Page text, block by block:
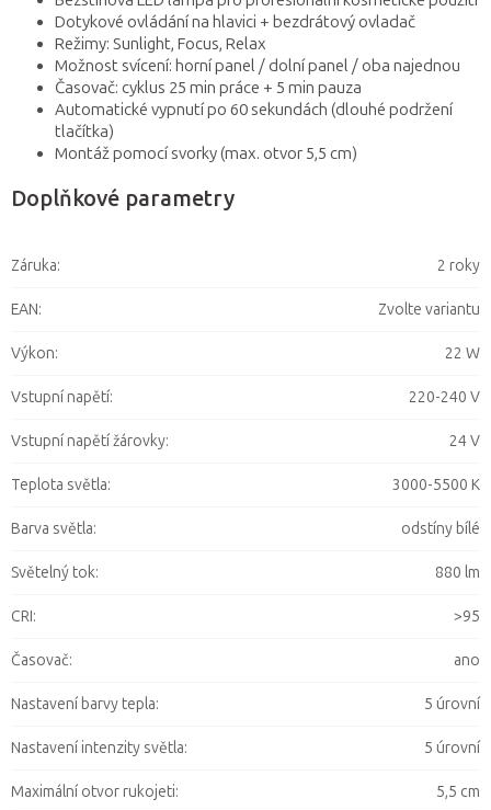
Dotykové ovládání na hlavici + bezdrátový ovladač
Režimy: Sunlight, Focus, Relax
Možnost svícení: horní panel / dolní panel / oba najednou
Časovač: cyklus 25 min práce + 5 min pauza
Automatické vypnutí po 60 sekundách (dlouhé podržení
tlačítka)
Montáž pomocí svorky (max. otvor 5,5 cm)
Doplňkové parametry
Záruka: 2 roky
EAN: Zvolte variantu
Výkon: 22 W
Vstupní napětí: 220-240 V
Vstupní napětí žárovky: 24 V
Teplota světla: 3000-5500 K
Barva světla: odstíny bílé
Světelný tok: 880 lm
CRI: >95
Časovač: ano
Nastavení barvy tepla: 5 úrovní
Nastavení intenzity světla: 5 úrovní
Maximální otvor rukojeti: 5,5 cm